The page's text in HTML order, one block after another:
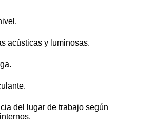
acústicas y luminosas.
del lugar de trabajo según